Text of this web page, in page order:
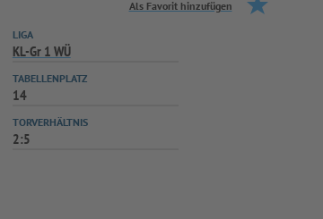
Als Favorit hinzufügen
LIGA
KL-Gr 1 WÜ
TABELLENPLATZ
14
TORVERHÄLTNIS
2:5